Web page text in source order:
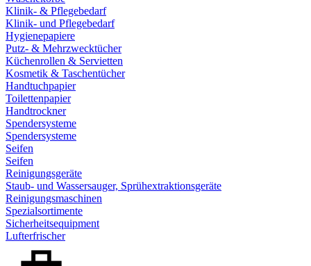
Klinik- & Pflegebedarf
Klinik- und Pflegebedarf
Hygienepapiere
Putz- & Mehrzwecktücher
Küchenrollen & Servietten
Kosmetik & Taschentücher
Handtuchpapier
Toilettenpapier
Handtrockner
Spendersysteme
Spendersysteme
Seifen
Seifen
Reinigungsgeräte
Staub- und Wassersauger, Sprühextraktionsgeräte
Reinigungsmaschinen
Spezialsortimente
Sicherheitsequipment
Lufterfrischer